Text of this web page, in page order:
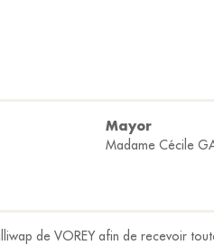
Mayor
Madame Cécile
de VOREY afin de recevoir